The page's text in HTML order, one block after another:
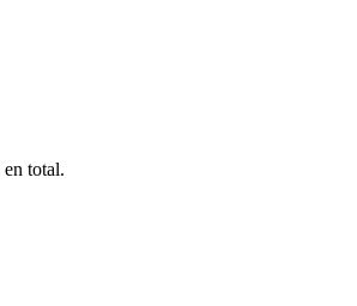
total.